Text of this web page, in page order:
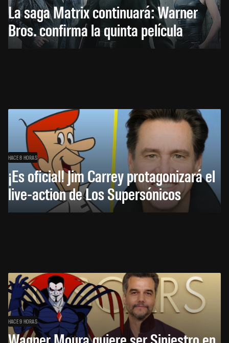
La saga Matrix continuará: Warner
Bros. confirma la quinta película
HACE 8 HORAS
¡Es oficial! Jim Carrey protagonizará el
live-action de Los Supersónicos
HACE 9 HORAS